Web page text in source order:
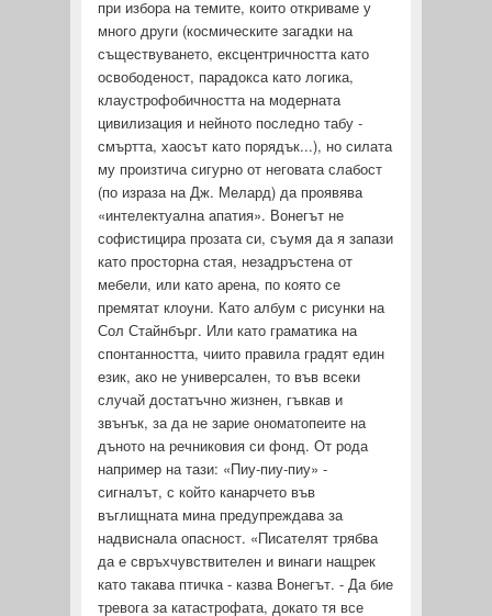
при избора на темите, които откриваме у
много други (космическите загадки на
съществуването, ексцентричността като
освободеност, парадокса като логика,
клаустрофобичността на модерната
цивилизация и нейното последно табу -
смъртта, хаосът като порядък...), но силата
му про­изтича сигурно от неговата слабост
(по израза на Дж. Мелард) да проявява
«интелектуална апатия». Вонегът не
софистицира прозата си, съумя да я запази
като просторна стая, незадръстена от
мебели, или като арена, по която се
премятат клоуни. Като албум с рисунки на
Сол Стайнбърг. Или като граматика на
спонтанността, чиито правила градят един
език, ако не универсален, то във всеки
случай достатъчно жизнен, гъвкав и
звънък, за да не зарие ономатопеите на
дъното на речниковия си фонд. От рода
например на тази: «Пиу-пиу-пиу» -
сигналът, с който канарчето във
въглищната мина предупреждава за
надвиснала опасност. «Писателят трябва
да е свръхчувствителен и винаги нащрек
като такава птичка - казва Вонегът. - Да бие
тревога за катастрофата, докато тя все